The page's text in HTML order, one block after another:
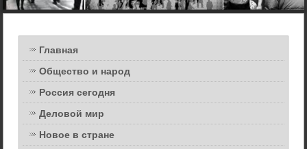
Главная
Общество и народ
Россия сегодня
Деловой мир
Новое в стране